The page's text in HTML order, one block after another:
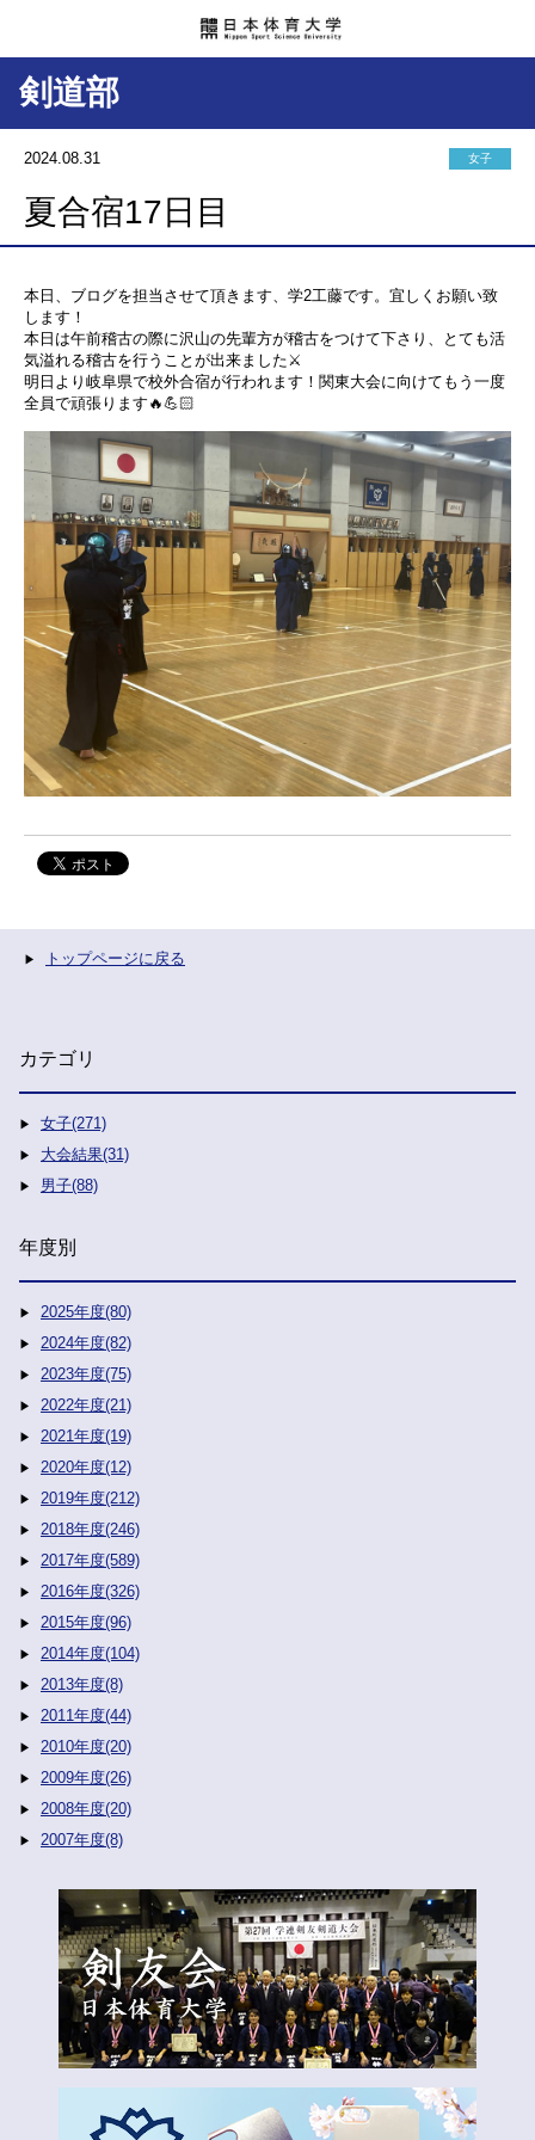
剣道部
2024.08.31 女子
夏合宿17日目
本日、ブログを担当させて頂きます、学2工藤です。宜しくお願い致
します！
本日は午前稽古の際に沢山の先輩方が稽古をつけて下さり、とても活
気溢れる稽古を行うことが出来ました⚔️
明日より岐阜県で校外合宿が行われます！関東大会に向けてもう一度
全員で頑張ります🔥💪🏻
トップページに戻る
カテゴリ
女子(271)
大会結果(31)
男子(88)
年度別
2025年度(80)
2024年度(82)
2023年度(75)
2022年度(21)
2021年度(19)
2020年度(12)
2019年度(212)
2018年度(246)
2017年度(589)
2016年度(326)
2015年度(96)
2014年度(104)
2013年度(8)
2011年度(44)
2010年度(20)
2009年度(26)
2008年度(20)
2007年度(8)